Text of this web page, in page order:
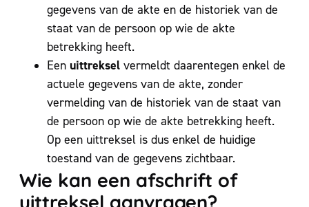
gegevens van de akte en de historiek van de
staat van de persoon op wie de akte
betrekking heeft.
Een uittreksel vermeldt daarentegen enkel de
actuele gegevens van de akte, zonder
vermelding van de historiek van de staat van
de persoon op wie de akte betrekking heeft.
Op een uittreksel is dus enkel de huidige
toestand van de gegevens zichtbaar.
Wie kan een afschrift of
uittreksel aanvragen?